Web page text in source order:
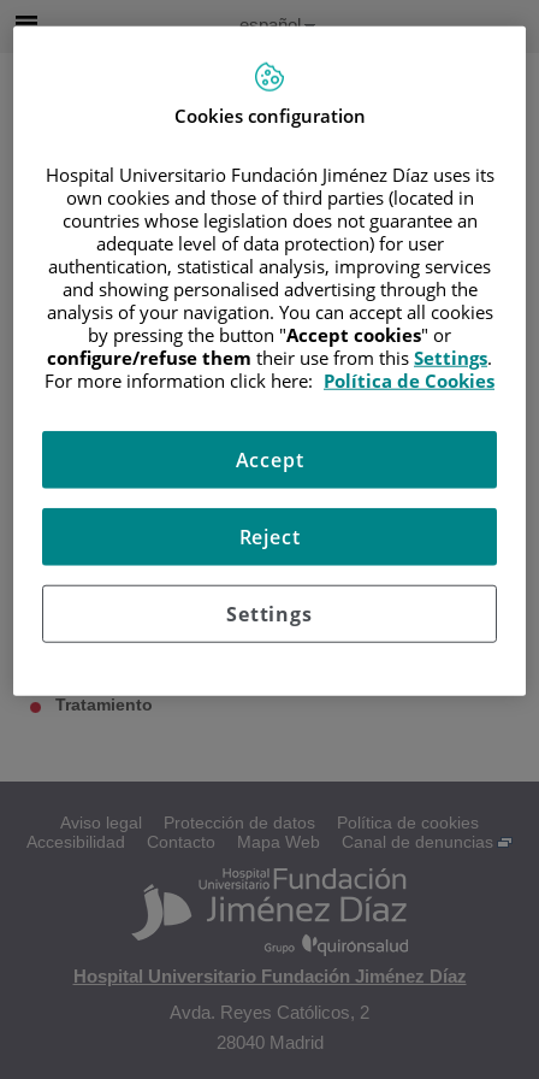
Buscar
Selector
de
idioma
Idioma
Español
Inicio/ÁREA DEL PACIENTE
/SOBRE EL CÁNCER
INFORMACIÓN Y SOPORTE AL PACIENTE
/TIPOS DE CÁNCER
/PÁNCREAS
Páncreas
Tratamiento
Aviso legal Protección de datos
Política de cookies
Accesibilidad
Contacto Mapa Web Canal de denuncias
Hospital Universitario Fundación Jiménez Díaz
Avda. Reyes Católicos, 2
28040 Madrid
Cookies configuration
Hospital Universitario Fundación Jiménez Díaz uses its
own cookies and those of third parties (located in
countries whose legislation does not guarantee an
adequate level of data protection) for user
authentication, statistical analysis, improving services
and showing personalised advertising through the
analysis of your navigation. You can accept all cookies
by pressing the button "Accept cookies" or
configure/refuse them their use from this Settings.
For more information click here: Política de Cookies
Settings
Reject
Accept